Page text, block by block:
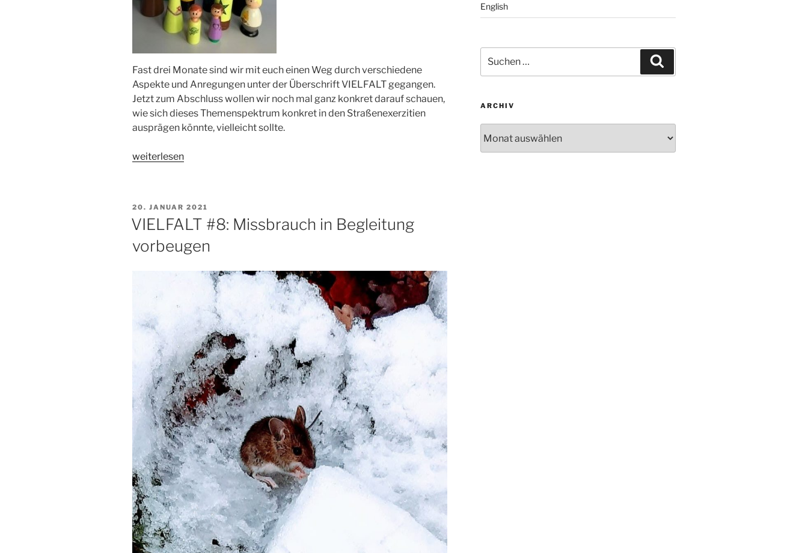
Fast drei Monate sind wir mit euch einen Weg durch verschiedene
Aspekte und Anregungen unter der Überschrift VIELFALT gegangen.
Jetzt zum Abschluss wollen wir noch mal ganz konkret darauf schauen,
wie sich dieses Themenspektrum konkret in den Straßenexerzitien
ausprägen könnte, vielleicht sollte.
„VIELFALT#9:
weiterlesen
VERÖFFENTLICHT
AM
20. JANUAR 2021
VIELFALT #8: Missbrauch in Begleitung
vorbeugen
English
nach:
ARCHIV